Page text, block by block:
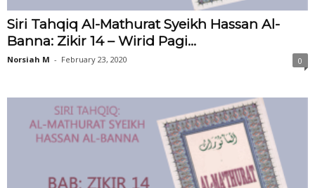
Siri Tahqiq Al-Mathurat Syeikh Hassan Al-
Banna: Zikir 14 – Wirid Pagi...
Norsiah M - February 23, 2020 0